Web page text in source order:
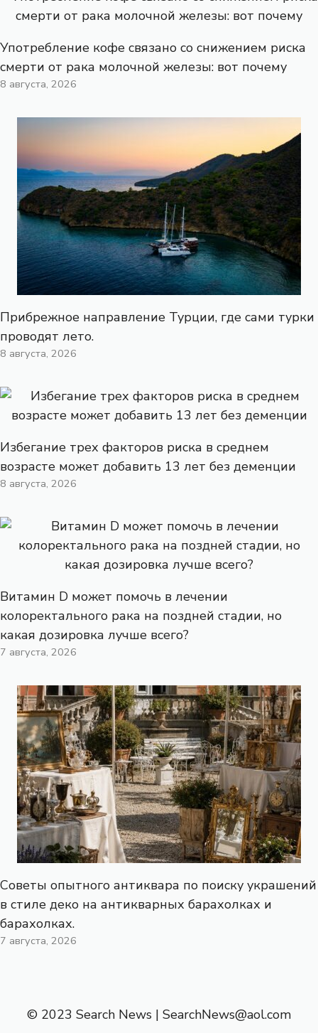
Употребление кофе связано со снижением риска
смерти от рака молочной железы: вот почему
8 августа, 2026
Прибрежное направление Турции, где сами турки
проводят лето.
8 августа, 2026
Избегание трех факторов риска в среднем
возрасте может добавить 13 лет без деменции
8 августа, 2026
Витамин D может помочь в лечении
колоректального рака на поздней стадии, но
какая дозировка лучше всего?
7 августа, 2026
Советы опытного антиквара по поиску украшений
в стиле деко на антикварных барахолках и
барахолках.
7 августа, 2026
© 2023 Search News | SearchNews@aol.com